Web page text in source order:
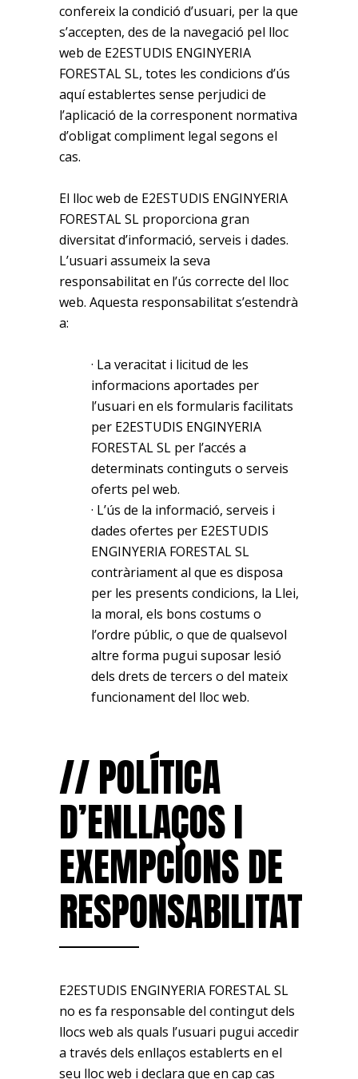
confereix la condició d’usuari, per la que
s’accepten, des de la navegació pel lloc
web de E2ESTUDIS ENGINYERIA
FORESTAL SL, totes les condicions d’ús
aquí establertes sense perjudici de
l’aplicació de la corresponent normativa
d’obligat compliment legal segons el
cas.
El lloc web de E2ESTUDIS ENGINYERIA
FORESTAL SL proporciona gran
diversitat d’informació, serveis i dades.
L’usuari assumeix la seva
responsabilitat en l’ús correcte del lloc
web. Aquesta responsabilitat s’estendrà
a:
· La veracitat i licitud de les
informacions aportades per
l’usuari en els formularis facilitats
per E2ESTUDIS ENGINYERIA
FORESTAL SL per l’accés a
determinats continguts o serveis
oferts pel web.
· L’ús de la informació, serveis i
dades ofertes per E2ESTUDIS
ENGINYERIA FORESTAL SL
contràriament al que es disposa
per les presents condicions, la Llei,
la moral, els bons costums o
l’ordre públic, o que de qualsevol
altre forma pugui suposar lesió
dels drets de tercers o del mateix
funcionament del lloc web.
// POLÍTICA
D’ENLLAÇOS I
EXEMPCIONS DE
RESPONSABILITAT
E2ESTUDIS ENGINYERIA FORESTAL SL
no es fa responsable del contingut dels
llocs web als quals l’usuari pugui accedir
a través dels enllaços establerts en el
seu lloc web i declara que en cap cas